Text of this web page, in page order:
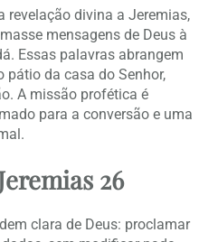
revelação divina a Jeremias,
mensagens de Deus à
Essas palavras abrangem
da casa do Senhor,
A missão profética é
para a conversão e uma
26
clara de Deus: proclamar